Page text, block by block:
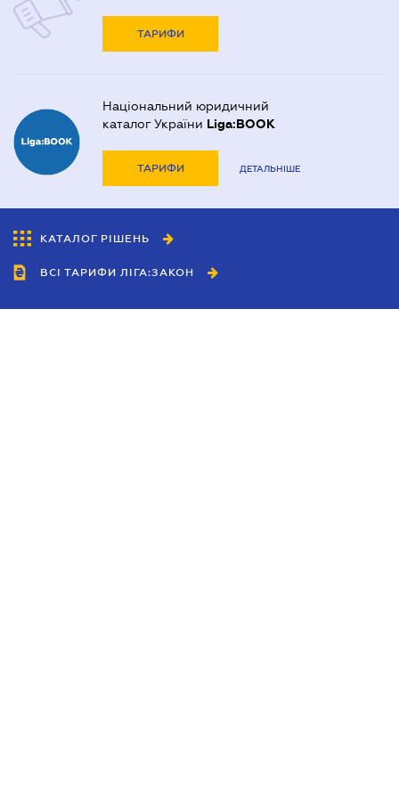
ТАРИФИ
Національний юридичний
каталог України Liga:BOOK
ТАРИФИ ДЕТАЛЬНІШЕ
КАТАЛОГ РІШЕНЬ
ВСІ ТАРИФИ ЛІГА:ЗАКОН